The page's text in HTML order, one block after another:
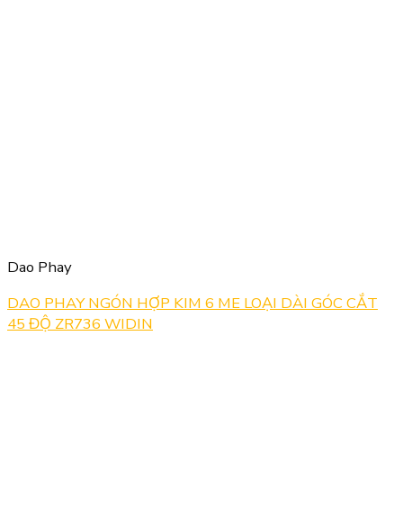
Dao Phay
DAO PHAY NGÓN HỢP KIM 6 ME LOẠI DÀI GÓC CẮT
45 ĐỘ ZR736 WIDIN